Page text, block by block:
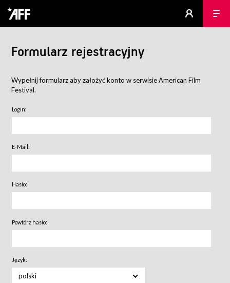
Formularz rejestracyjny
Wypełnij formularz aby założyć konto w serwisie American Film
Festival.
Login:
E-Mail:
Hasło:
Powtórz hasło:
Język:
polski